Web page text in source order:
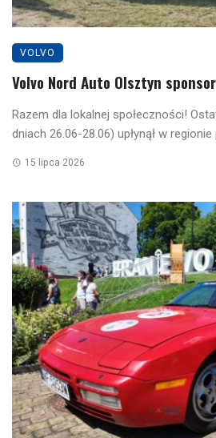
VOLVO
Volvo Nord Auto Olsztyn
Razem dla lokalnej społeczności!
dniach 26.06-28.06) upłynął w
15 lipca 2026